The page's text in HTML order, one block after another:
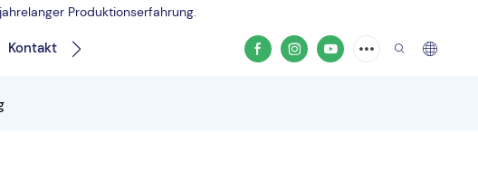
Produktionserfahrung.
Kontakt